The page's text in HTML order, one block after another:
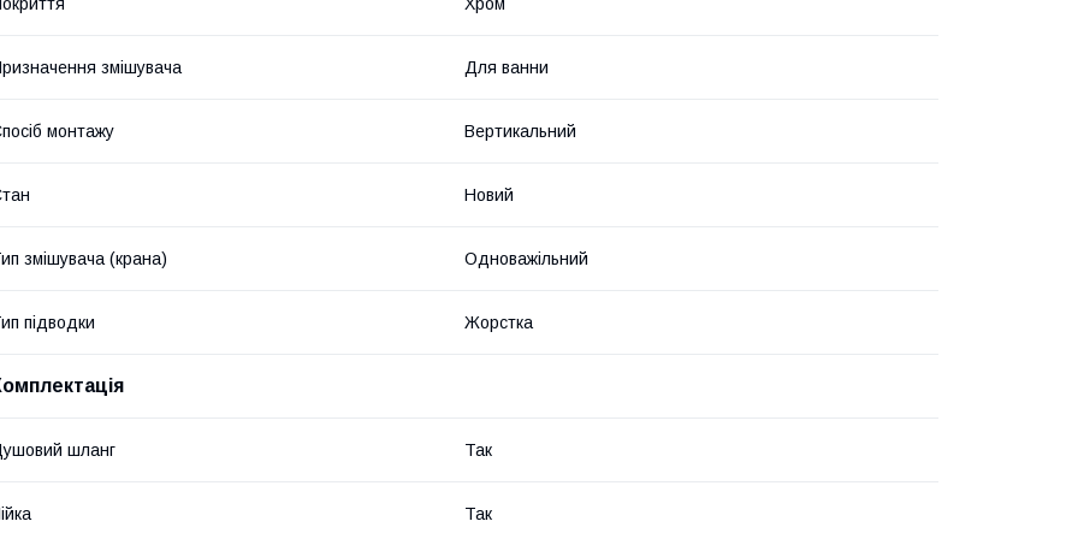
змішувача Для ванни
монтажу Вертикальний
Новий
змішувача (крана) Одноважільний
підводки Жорстка
шланг Так
Так